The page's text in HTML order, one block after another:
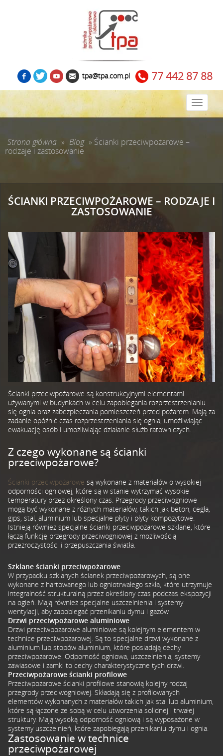
tpa@tpa.com.pl 77 442 87 88
Zwiń
menu
Strona główna » Blog » Ścianki przeciwpożarowe –
rodzaje i zastosowanie
ŚCIANKI PRZECIWPOŻAROWE – RODZAJE I
ZASTOSOWANIE
Ścianki przeciwpożarowe są konstrukcyjnymi elementami
używanymi w budynkach w celu zapobiegania rozprzestrzenianiu
się ognia oraz zabezpieczania pomieszczeń przed pożarem. Mają za
zadanie opóźnić czas rozprzestrzeniania się ognia, umożliwiając
ewakuację osób i umożliwiając działanie służb ratowniczych.
Z czego wykonane są ścianki
przeciwpożarowe?
Ścianki przeciwpożarowe są wykonane z materiałów o wysokiej
odporności ogniowej, które są w stanie wytrzymać wysokie
temperatury przez określony czas. Przegrody przeciwogniowe
mogą być wykonane z różnych materiałów, takich jak beton, cegła,
gips, stal, aluminium lub specjalne płyty i płyty kompozytowe.
Istnieją również specjalne ścianki przeciwpożarowe szklane, które
łączą funkcję przegrody przeciwogniowej z możliwością
przezroczystości i przepuszczania światła.
Szklane ścianki przeciwpożarowe
W przypadku szklanych ścianek przeciwpożarowych, są one
wykonane z hartowanego lub ogniotrwałego szkła, które utrzymuje
integralność strukturalną przez określony czas podczas ekspozycji
na ogień. Mają również specjalne uszczelnienia i systemy
wentylacji, aby zapobiegać przenikaniu dymu i gazów
Drzwi przeciwpożarowe aluminiowe
Drzwi przeciwpożarowe aluminiowe są kolejnym elementem w
technice przeciwpożarowej. Są to specjalne drzwi wykonane z
aluminium lub stopów aluminium, które posiadają cechy
przeciwpożarowe. Odporność ogniowa, uszczelnienia, systemy
zawiasowe i zamki to cechy charakterystyczne tych drzwi.
Przeciwpożarowe ścianki profilowe
Przeciwpożarowe ścianki profilowe stanowią kolejny rodzaj
przegrody przeciwogniowej. Składają się z profilowanych
elementów wykonanych z materiałów takich jak stal lub aluminium,
które są łączone ze sobą w celu utworzenia solidnej i trwałej
struktury. Mają wysoką odporność ogniową i są wyposażone w
systemy uszczelnień, które zapobiegają przenikaniu dymu i ognia.
Zastosowanie w technice
przeciwpożarowej